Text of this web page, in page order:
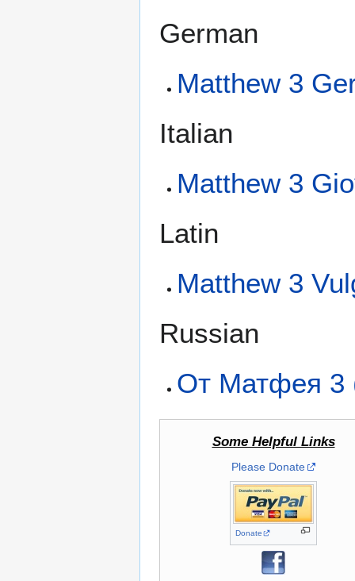
German
Matthew 3
Italian
Matthew 3
Latin
Matthew 3
Russian
От Матфея 3
Some Helpful Links
Please Donate
Donate